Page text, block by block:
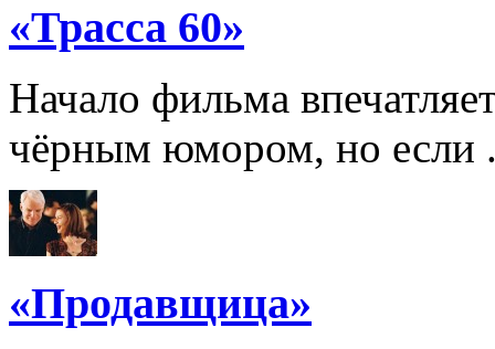
«Трасса 60»
Начало фильма
чёрным юмором, но если
«Продавщица»